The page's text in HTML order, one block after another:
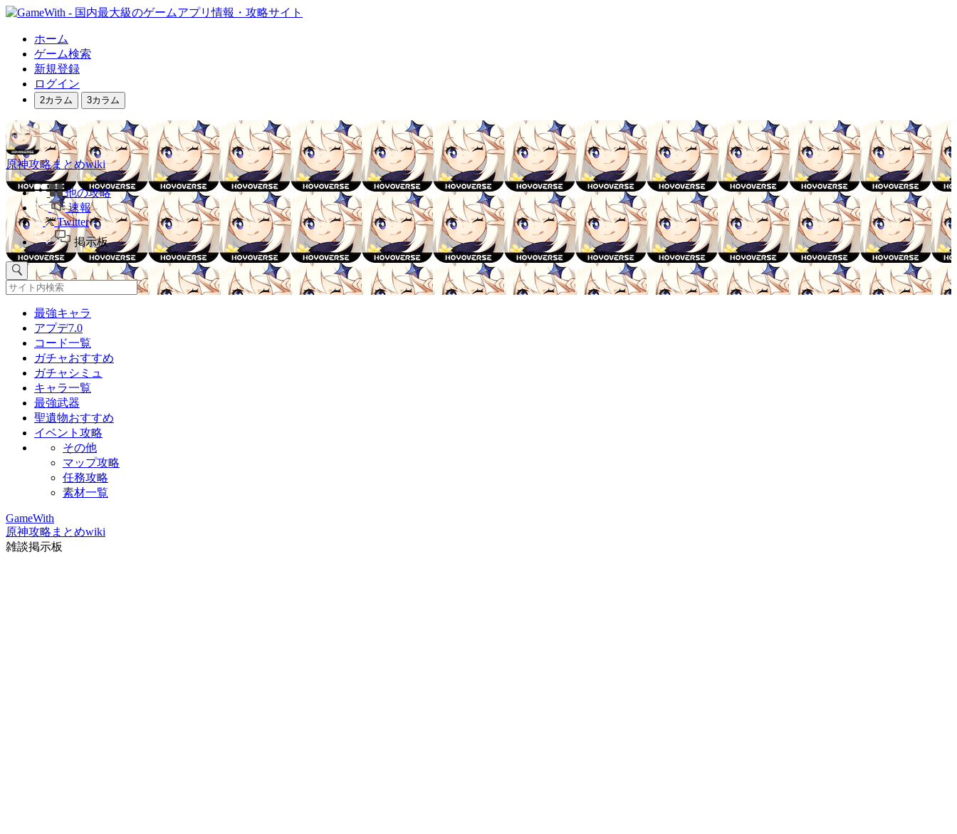
ホーム
ゲーム検索
新規登録
ログイン
2カラム 3カラム
原神攻略まとめwiki
他の攻略
速報
Twitter
掲示板
最強キャラ
アプデ7.0
コード一覧
ガチャおすすめ
ガチャシミュ
キャラ一覧
最強武器
聖遺物おすすめ
イベント攻略
その他
マップ攻略
任務攻略
素材一覧
GameWith
原神攻略まとめwiki
雑談掲示板